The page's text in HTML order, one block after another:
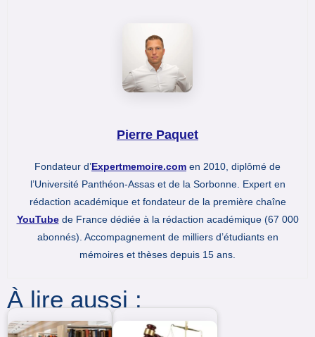
Pierre Paquet
Fondateur d’Expertmemoire.com en 2010, diplômé de
l’Université Panthéon-Assas et de la Sorbonne. Expert en
rédaction académique et fondateur de la première chaîne
YouTubede France dédiée à la rédaction académique (67 000
abonnés). Accompagnement de milliers d’étudiants en
mémoires et thèses depuis 15 ans.
À lire aussi :